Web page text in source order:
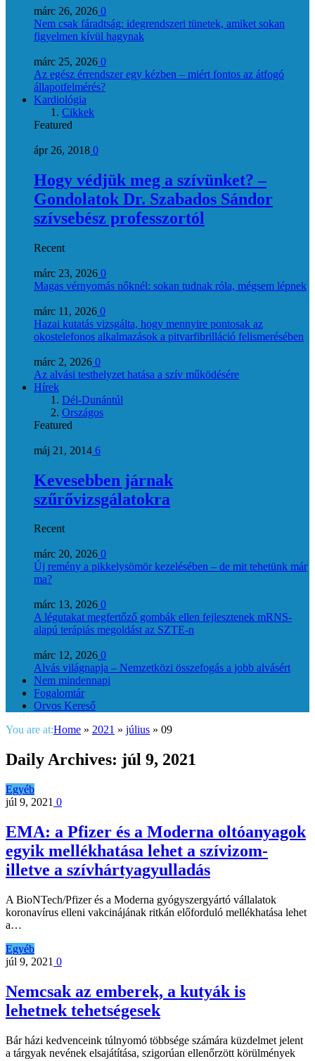
márc 26, 2026 0
Nem csak fáradtság: idegrendszeri tünetek, amiket sokan
figyelmen kívül hagynak
márc 25, 2026 0
Az egész érrendszer egy kézben – miért fontos az átfogó
állapotfelmérés?
Kardiológia
Cikkek
Featured
ápr 26, 2018 0
Hogy védjük meg a szívünket? –
Gondolatok Dr. Szabados Sándor
szívsebész professzortól
Recent
márc 23, 2026 0
Magas vérnyomás nőknél: sokan tudnak róla, mégsem lépnek
márc 11, 2026 0
Hazai kutatás vizsgálta, hogy mennyire pontosak az
okostelefonos alkalmazások a pitvarfibrilláció felismerésében
márc 2, 2026 0
Az alvási testhelyzet hatása a szív működésére
Hírek
Dél-Dunántúl
Országos
Featured
máj 21, 2014 6
Kevesebben járnak
szűrővizsgálatokra
Recent
márc 20, 2026 0
Új remény a pikkelysömör kezelésében – de mit tehetünk már
ma?
márc 13, 2026 0
A légutakat megfertőző gombák ellen fejlesztenek mRNS-
alapú terápiás megoldást az SZTE-n
márc 12, 2026 0
Alvás világnapja – Nemzetközi összefogás a jobb alvásért
Nem mindennapi
Fogalomtár
Orvos Kereső
You are at:Home » 2021 » július » 09
Daily Archives: júl 9, 2021
Egyéb
júl 9, 2021 0
EMA: a Pfizer és a Moderna oltóanyagok
egyik mellékhatása lehet a szívizom-
illetve a szívhártyagyulladás
A BioNTech/Pfizer és a Moderna gyógyszergyártó vállalatok
koronavírus elleni vakcinájának ritkán előforduló mellékhatása lehet
a…
Egyéb
júl 9, 2021 0
Nemcsak az emberek, a kutyák is
lehetnek tehetségesek
Bár házi kedvenceink túlnyomó többsége számára küzdelmet jelent
a tárgyak nevének elsajátítása, szigorúan ellenőrzött körülmények